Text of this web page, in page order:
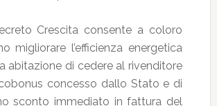
Crescita consente a coloro
migliorare l’efficienza energetica
abitazione di cedere al rivenditore
concesso dallo Stato e di
sconto immediato in fattura del